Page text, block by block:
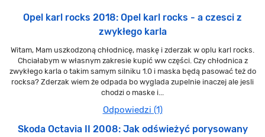
Opel karl rocks 2018: Opel karl rocks - a czesci z
zwykłego karla
Witam, Mam uszkodzoną chłodnicę, maskę i zderzak w oplu karl rocks.
Chciałabym w własnym zakresie kupić ww części. Czy chłodnica z
zwykłego karla o takim samym silniku 1.0 i maska będą pasować też do
rocksa? Zderzak wiem że odpada bo wyglada zupelnie inaczej ale jesli
chodzi o maske i...
Odpowiedzi (1)
Skoda Octavia II 2008: Jak odświeżyć porysowany